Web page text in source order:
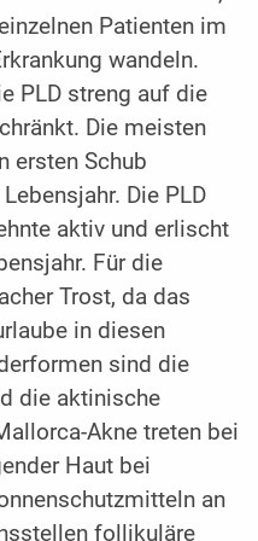
Patienten im
wandeln.
PLD streng auf die
Die meisten
ersten Schub
Die PLD
aktiv und erlischt
Für die
Trost, da das
in diesen
sind die
die aktinische
Akne treten bei
Haut bei
an
follikuläre